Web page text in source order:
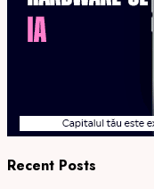
Recent Posts